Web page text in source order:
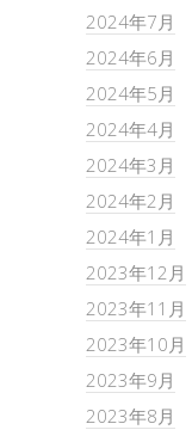
2024年7月
2024年6月
2024年5月
2024年4月
2024年3月
2024年2月
2024年1月
2023年12月
2023年11月
2023年10月
2023年9月
2023年8月